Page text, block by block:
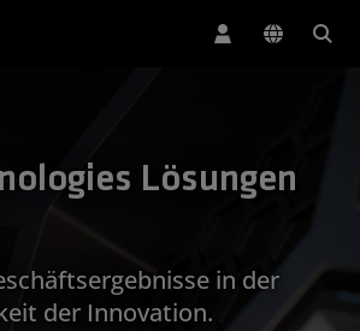
Lösungen
in der
der Innovation.